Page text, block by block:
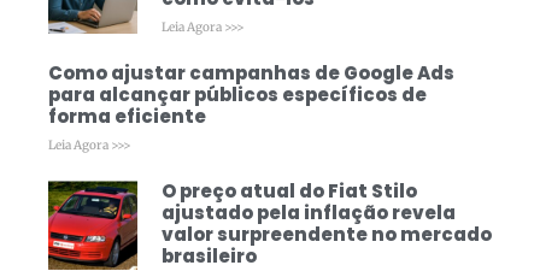
Leia Agora >>>
Como ajustar campanhas de Google Ads
para alcançar públicos específicos de
forma eficiente
Leia Agora >>>
O preço atual do Fiat Stilo
ajustado pela inflação revela
valor surpreendente no mercado
brasileiro